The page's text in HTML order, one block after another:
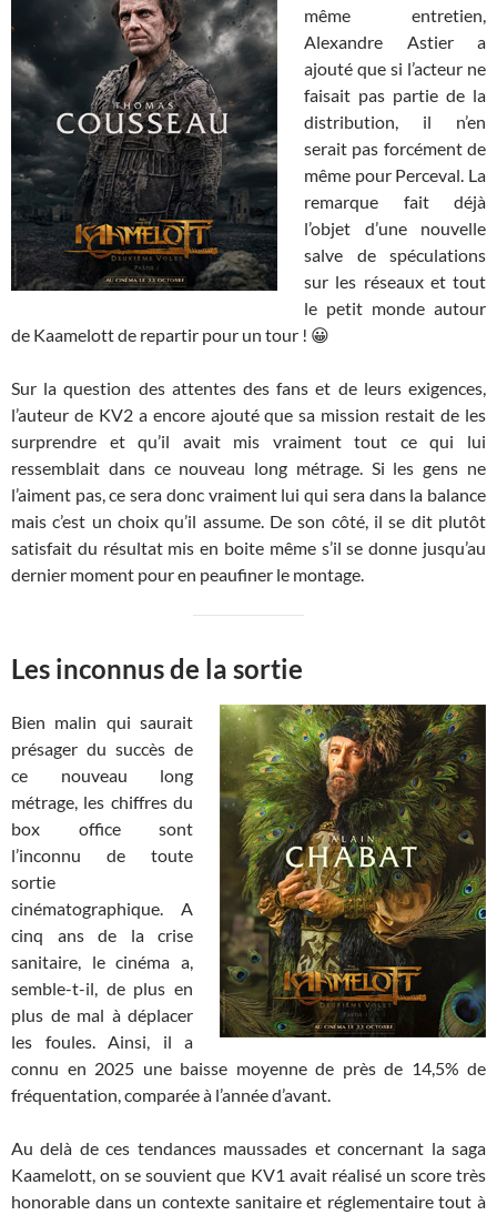
même entretien,
Alexandre Astier a
ajouté que si l’acteur ne
faisait pas partie de la
distribution, il n’en
serait pas forcément de
même pour Perceval. La
remarque fait déjà
l’objet d’une nouvelle
salve de spéculations
sur les réseaux et tout
le petit monde autour
de Kaamelott de repartir pour un tour ! 😀
Sur la question des attentes des fans et de leurs exigences,
l’auteur de KV2 a encore ajouté que sa mission restait de les
surprendre et qu’il avait mis vraiment tout ce qui lui
ressemblait dans ce nouveau long métrage. Si les gens ne
l’aiment pas, ce sera donc vraiment lui qui sera dans la balance
mais c’est un choix qu’il assume. De son côté, il se dit plutôt
satisfait du résultat mis en boite même s’il se donne jusqu’au
dernier moment pour en peaufiner le montage.
Les inconnus de la sortie
Bien malin qui saurait
présager du succès de
ce nouveau long
métrage, les chiffres du
box office sont
l’inconnu de toute
sortie
cinématographique. A
cinq ans de la crise
sanitaire, le cinéma a,
semble-t-il, de plus en
plus de mal à déplacer
les foules. Ainsi, il a
connu en 2025 une baisse moyenne de près de 14,5% de
fréquentation, comparée à l’année d’avant.
Au delà de ces tendances maussades et concernant la saga
Kaamelott, on se souvient que KV1 avait réalisé un score très
honorable dans un contexte sanitaire et réglementaire tout à